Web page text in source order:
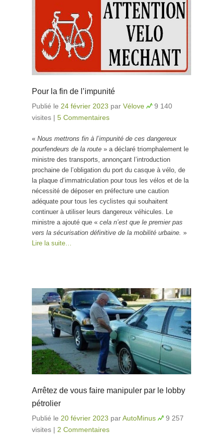
Pour la fin de l’impunité
Publié le 24 février 2023 par Vélove
9 140
visites | 5 Commentaires
« Nous mettrons fin à l’impunité de ces dangereux
pourfendeurs de la route » a déclaré triomphalement le
ministre des transports, annonçant l’introduction
prochaine de l’obligation du port du casque à vélo, de
la plaque d’immatriculation pour tous les vélos et de la
nécessité de déposer en préfecture une caution
adéquate pour tous les cyclistes qui souhaitent
continuer à utiliser leurs dangereux véhicules. Le
ministre a ajouté que « cela n’est que le premier pas
vers la sécurisation définitive de la mobilité urbaine. »
Lire la suite…
Arrêtez de vous faire manipuler par le lobby
pétrolier
Publié le 20 février 2023 parAutoMinus
9 257
visites | 2 Commentaires